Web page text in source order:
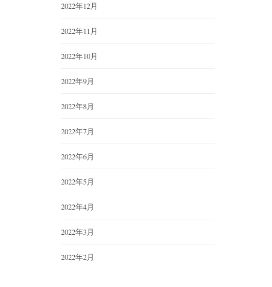
2022年12月
2022年11月
2022年10月
2022年9月
2022年8月
2022年7月
2022年6月
2022年5月
2022年4月
2022年3月
2022年2月